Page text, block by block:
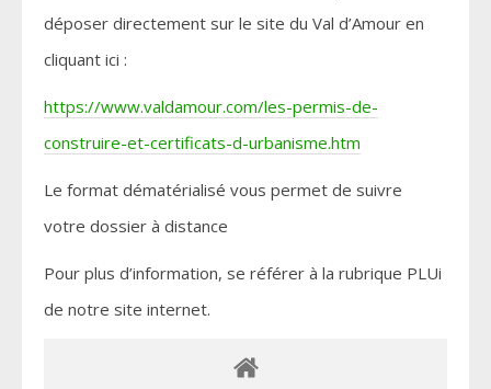
déposer directement sur le site du Val d’Amour en
cliquant ici :
https://www.valdamour.com/les-permis-de-
construire-et-certificats-d-urbanisme.htm
Le format dématérialisé vous permet de suivre
votre dossier à distance
Pour plus d’information, se référer à la rubrique PLUi
de notre site internet.